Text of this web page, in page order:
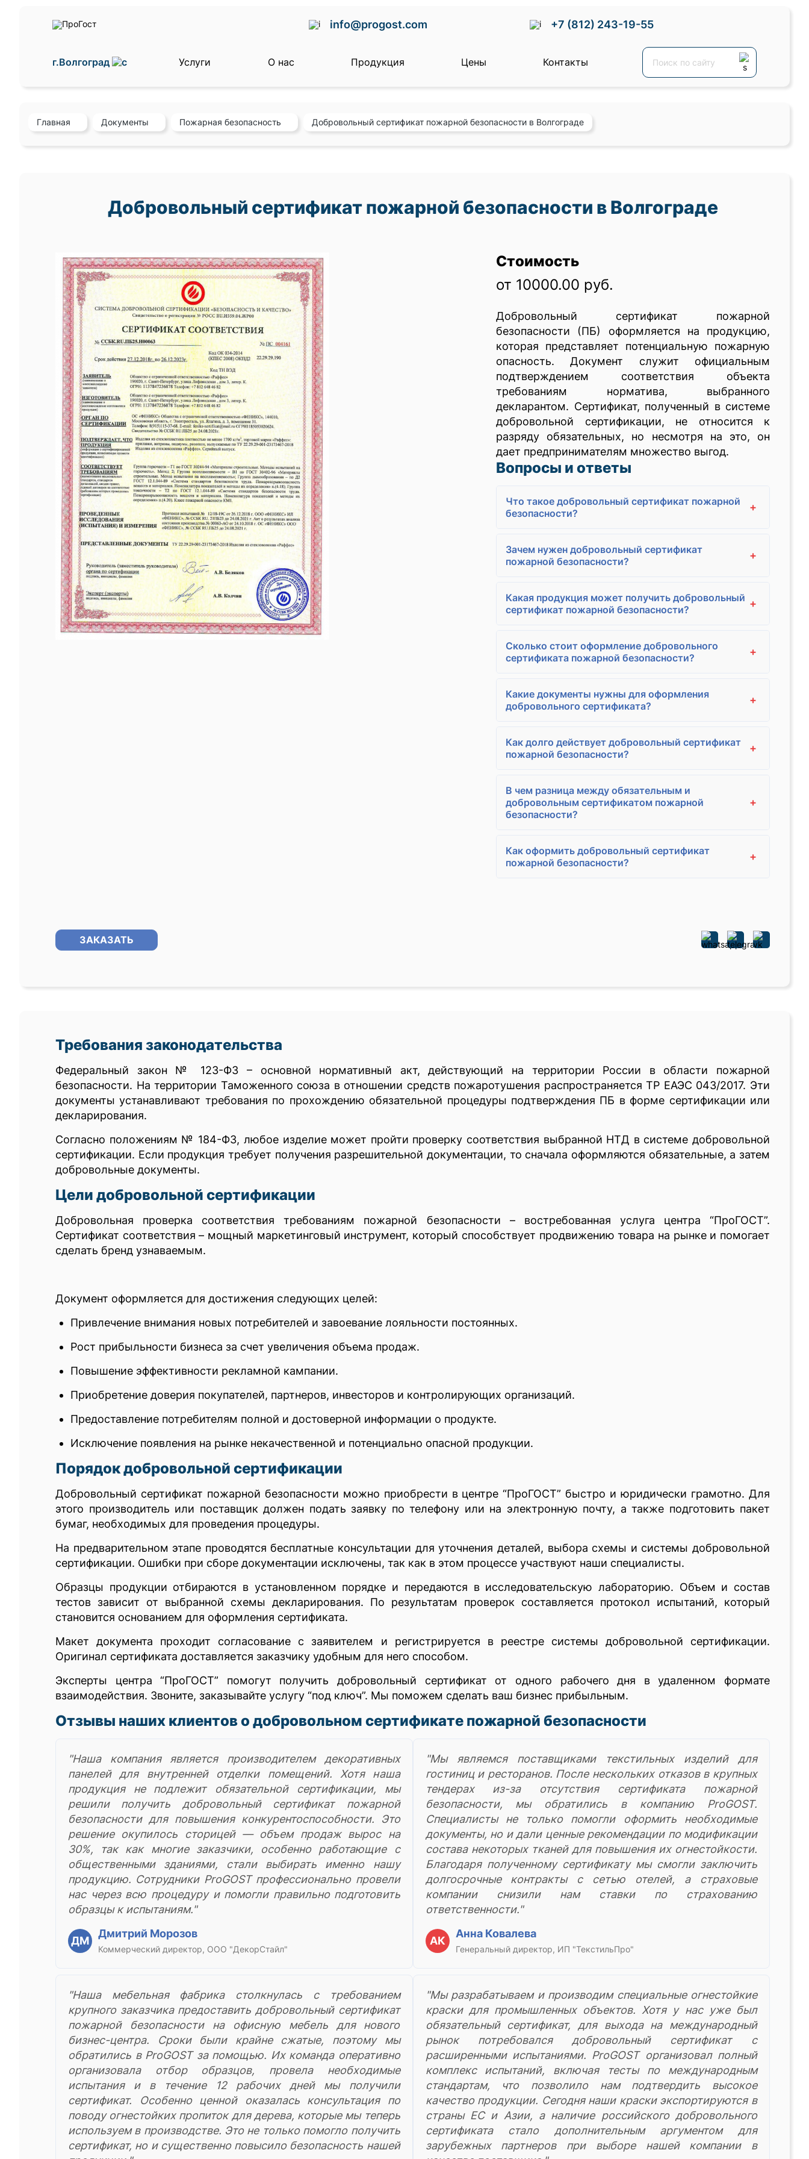
info@progost.com +7 (812) 243-19-55
г.Волгоград Услуги О нас Продукция Цены Контакты
Главная Документы Пожарная безопасность Добровольный сертификат пожарной безопасности в Волгограде
Добровольный сертификат пожарной безопасности в Волгограде
Стоимость
от 10000.00 руб.
Добровольный сертификат пожарной
безопасности (ПБ) оформляется на продукцию,
которая представляет потенциальную пожарную
опасность. Документ служит официальным
подтверждением соответствия объекта
требованиям норматива, выбранного
декларантом. Сертификат, полученный в системе
добровольной сертификации, не относится к
разряду обязательных, но несмотря на это, он
дает предпринимателям множество выгод.
Вопросы и ответы
Что такое добровольный сертификат пожарной
безопасности?
+
Зачем нужен добровольный сертификат
пожарной безопасности?
+
Какая продукция может получить добровольный
сертификат пожарной безопасности?
+
Сколько стоит оформление добровольного
сертификата пожарной безопасности?
+
Какие документы нужны для оформления
добровольного сертификата?
+
Как долго действует добровольный сертификат
пожарной безопасности?
+
В чем разница между обязательным и
добровольным сертификатом пожарной
безопасности?
+
Как оформить добровольный сертификат
пожарной безопасности?
+
ЗАКАЗАТЬ
Требования законодательства
Федеральный закон № 123-ФЗ – основной нормативный акт, действующий на территории России в области пожарной
безопасности. На территории Таможенного союза в отношении средств пожаротушения распространяется ТР ЕАЭС 043/2017. Эти
документы устанавливают требования по прохождению обязательной процедуры подтверждения ПБ в форме сертификации или
декларирования.
Согласно положениям № 184-ФЗ, любое изделие может пройти проверку соответствия выбранной НТД в системе добровольной
сертификации. Если продукция требует получения разрешительной документации, то сначала оформляются обязательные, а затем
добровольные документы.
Цели добровольной сертификации
Добровольная проверка соответствия требованиям пожарной безопасности – востребованная услуга центра “ПроГОСТ”.
Сертификат соответствия – мощный маркетинговый инструмент, который способствует продвижению товара на рынке и помогает
сделать бренд узнаваемым.
Документ оформляется для достижения следующих целей:
Привлечение внимания новых потребителей и завоевание лояльности постоянных.
Рост прибыльности бизнеса за счет увеличения объема продаж.
Повышение эффективности рекламной кампании.
Приобретение доверия покупателей, партнеров, инвесторов и контролирующих организаций.
Предоставление потребителям полной и достоверной информации о продукте.
Исключение появления на рынке некачественной и потенциально опасной продукции.
Порядок добровольной сертификации
Добровольный сертификат пожарной безопасности можно приобрести в центре “ПроГОСТ” быстро и юридически грамотно. Для
этого производитель или поставщик должен подать заявку по телефону или на электронную почту, а также подготовить пакет
бумаг, необходимых для проведения процедуры.
На предварительном этапе проводятся бесплатные консультации для уточнения деталей, выбора схемы и системы добровольной
сертификации. Ошибки при сборе документации исключены, так как в этом процессе участвуют наши специалисты.
Образцы продукции отбираются в установленном порядке и передаются в исследовательскую лабораторию. Объем и состав
тестов зависит от выбранной схемы декларирования. По результатам проверок составляется протокол испытаний, который
становится основанием для оформления сертификата.
Макет документа проходит согласование с заявителем и регистрируется в реестре системы добровольной сертификации.
Оригинал сертификата доставляется заказчику удобным для него способом.
Эксперты центра “ПроГОСТ” помогут получить добровольный сертификат от одного рабочего дня в удаленном формате
взаимодействия. Звоните, заказывайте услугу “под ключ”. Мы поможем сделать ваш бизнес прибыльным.
Отзывы наших клиентов о добровольном сертификате пожарной безопасности
"Наша компания является производителем декоративных
панелей для внутренней отделки помещений. Хотя наша
продукция не подлежит обязательной сертификации, мы
решили получить добровольный сертификат пожарной
безопасности для повышения конкурентоспособности. Это
решение окупилось сторицей — объем продаж вырос на
30%, так как многие заказчики, особенно работающие с
общественными зданиями, стали выбирать именно нашу
продукцию. Сотрудники ProGOST профессионально провели
нас через всю процедуру и помогли правильно подготовить
образцы к испытаниям."
ДМ
Дмитрий Морозов
Коммерческий директор, ООО "ДекорСтайл"
"Мы являемся поставщиками текстильных изделий для
гостиниц и ресторанов. После нескольких отказов в крупных
тендерах из-за отсутствия сертификата пожарной
безопасности, мы обратились в компанию ProGOST.
Специалисты не только помогли оформить необходимые
документы, но и дали ценные рекомендации по модификации
состава некоторых тканей для повышения их огнестойкости.
Благодаря полученному сертификату мы смогли заключить
долгосрочные контракты с сетью отелей, а страховые
компании снизили нам ставки по страхованию
ответственности."
АК
Анна Ковалева
Генеральный директор, ИП "ТекстильПро"
"Наша мебельная фабрика столкнулась с требованием
крупного заказчика предоставить добровольный сертификат
пожарной безопасности на офисную мебель для нового
бизнес-центра. Сроки были крайне сжатые, поэтому мы
обратились в ProGOST за помощью. Их команда оперативно
организовала отбор образцов, провела необходимые
испытания и в течение 12 рабочих дней мы получили
сертификат. Особенно ценной оказалась консультация по
поводу огнестойких пропиток для дерева, которые мы теперь
используем в производстве. Это не только помогло получить
сертификат, но и существенно повысило безопасность нашей
"Мы разрабатываем и производим специальные огнестойкие
краски для промышленных объектов. Хотя у нас уже был
обязательный сертификат, для выхода на международный
рынок потребовался добровольный сертификат с
расширенными испытаниями. ProGOST организовал полный
комплекс испытаний, включая тесты по международным
стандартам, что позволило нам подтвердить высокое
качество продукции. Сегодня наши краски экспортируются в
страны ЕС и Азии, а наличие российского добровольного
сертификата стало дополнительным аргументом для
зарубежных партнеров при выборе нашей компании в